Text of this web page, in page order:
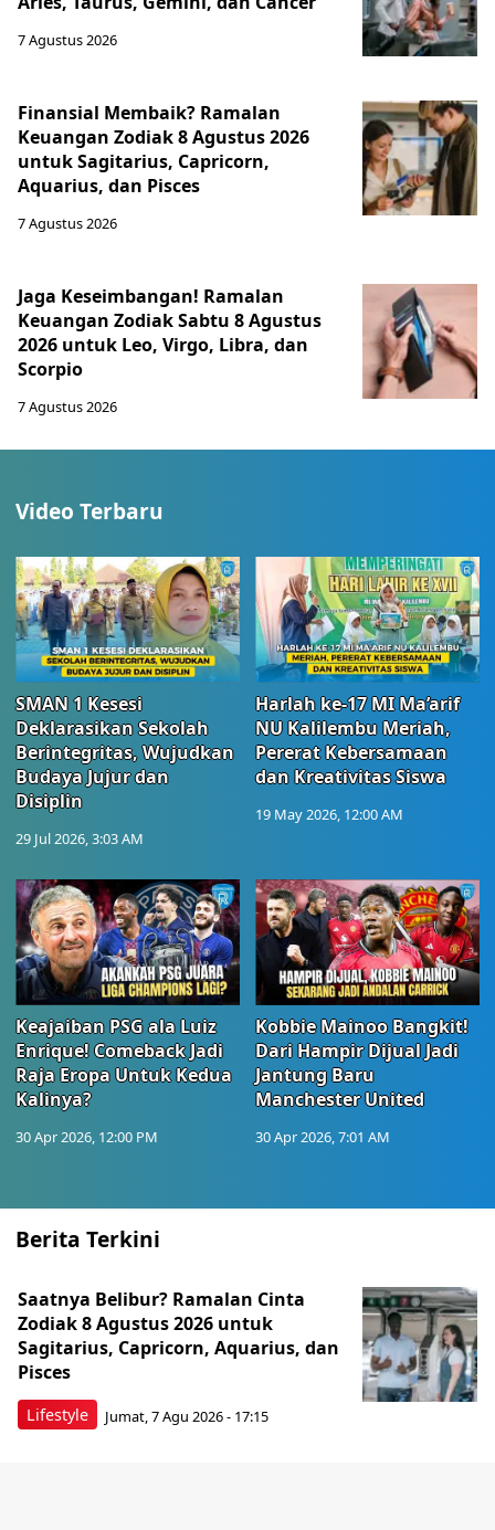
7 Agustus 2026
Finansial Membaik? Ramalan
Keuangan Zodiak 8 Agustus 2026
untuk Sagitarius, Capricorn,
Aquarius, dan Pisces
7 Agustus 2026
Jaga Keseimbangan! Ramalan
Keuangan Zodiak Sabtu 8 Agustus
2026 untuk Leo, Virgo, Libra, dan
Scorpio
7 Agustus 2026
Video Terbaru
SMAN 1 Kesesi
Deklarasikan Sekolah
Berintegritas, Wujudkan
Budaya Jujur dan
Disiplin
29 Jul 2026, 3:03 AM
Harlah ke-17 MI Ma’arif
NU Kalilembu Meriah,
Pererat Kebersamaan
dan Kreativitas Siswa
19 May 2026, 12:00 AM
Keajaiban PSG ala Luiz
Enrique! Comeback Jadi
Raja Eropa Untuk Kedua
Kalinya?
30 Apr 2026, 12:00 PM
Kobbie Mainoo Bangkit!
Dari Hampir Dijual Jadi
Jantung Baru
Manchester United
30 Apr 2026, 7:01 AM
Berita Terkini
Lifestyle
Saatnya Belibur? Ramalan Cinta
Zodiak 8 Agustus 2026 untuk
Sagitarius, Capricorn, Aquarius, dan
Pisces
Jumat, 7 Agu 2026 - 17:15